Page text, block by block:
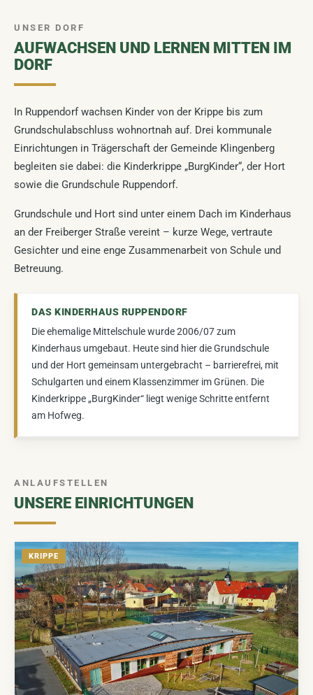
Kinder & Bildung
Ruppendorf feiert
Wahrzeichen
Historischer Ortsrundgang NEU
DORFENTWICKLUNG
Unser Dorf hat Zukunft
Karte Juryrunde
Zukunftswerkstatt
Entwicklungsschritte
Time Machine Ruppendorf
RuDIHeritage – ECHOES-Förderprojekt
Windkraftplanung 2026
DIGITALES DORFMUSEUM
Wasserburg NEU
Bierkrieg Ruppendorf
Dorfkirche BALD VERFÜGBAR
Landschaftsentwicklung BALD VERFÜGBAR
Plakate BALD VERFÜGBAR
UNSER DORF
AUFWACHSEN UND LERNEN MITTEN IM
DORF
In Ruppendorf wachsen Kinder von der Krippe bis zum
Grundschulabschluss wohnortnah auf. Drei kommunale
Einrichtungen in Trägerschaft der Gemeinde Klingenberg
begleiten sie dabei: die Kinderkrippe „BurgKinder“, der Hort
sowie die Grundschule Ruppendorf.
Grundschule und Hort sind unter einem Dach im Kinderhaus
an der Freiberger Straße vereint – kurze Wege, vertraute
Gesichter und eine enge Zusammenarbeit von Schule und
Betreuung.
DAS KINDERHAUS RUPPENDORF
Die ehemalige Mittelschule wurde 2006/07 zum
Kinderhaus umgebaut. Heute sind hier die Grundschule
und der Hort gemeinsam untergebracht – barrierefrei, mit
Schulgarten und einem Klassenzimmer im Grünen. Die
Kinderkrippe „BurgKinder“ liegt wenige Schritte entfernt
am Hofweg.
ANLAUFSTELLEN
UNSERE EINRICHTUNGEN
KRIPPE